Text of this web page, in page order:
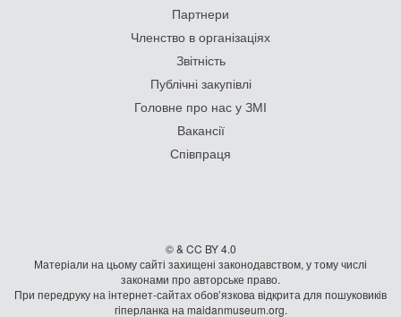
Партнери
Членство в організаціях
Звітність
Публічні закупівлі
Головне про нас у ЗМІ
Вакансії
Співпраця
© & CC BY 4.0
Матеріали на цьому сайті захищені законодавством, у тому числі
законами про авторське право.
При передруку на iнтернет-сайтах обов’язкова відкрита для пошуковиків
гiперланка на maidanmuseum.org.